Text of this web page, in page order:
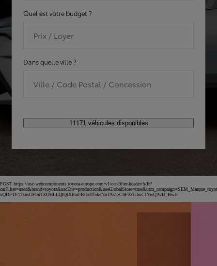
Quel est votre budget ?
Prix / Loyer
Dans quelle ville ?
Ville / Code Postal / Concession
11171 véhicules disponibles
POST https://usc-webcomponents.toyota-europe.com/v1/car-filter-header/fr/fr?
vQDFTF17snsOFbnTZOHLLQlQtXfmd-Rdo3T5keNnTAs1zChF2zTihoCtNwQAvD_BwE